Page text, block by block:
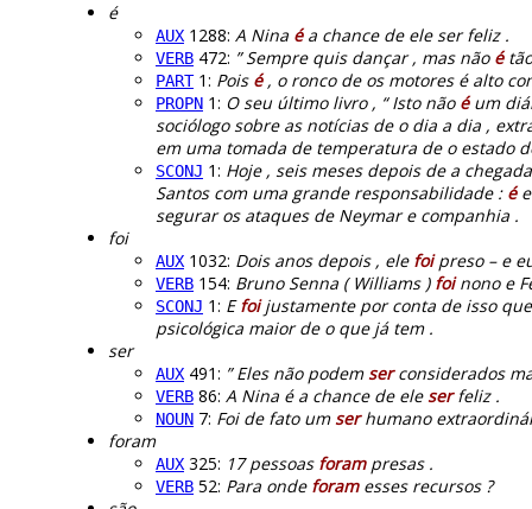
é
AUX 1288: A Nina éa chance de ele ser feliz .
VERB 472: ” Sempre quis dançar , mas não é
PART1: Pois é, o ronco de os motores é alto
PROPN 1: O seu último livro , “ Isto não éum
sociólogo sobre as notícias de o dia a dia ,
em uma tomada de temperatura de o estado
SCONJ 1: Hoje , seis meses depois de a
Santos com uma grande responsabilidade : é
segurar os ataques de Neymar e companhia .
foi
AUX 1032: Dois anos depois , ele foipreso – e
VERB 154: Bruno Senna ( Williams ) foinono e
SCONJ 1: Efoijustamente por conta de isso
psicológica maior de o que já tem .
ser
AUX 491: ” Eles não podemserconsiderados
VERB 86: A Nina é a chance de eleserfeliz .
NOUN 7: Foi de fato umserhumano
foram
AUX 325: 17 pessoas forampresas .
VERB 52: Para onde foramesses recursos ?